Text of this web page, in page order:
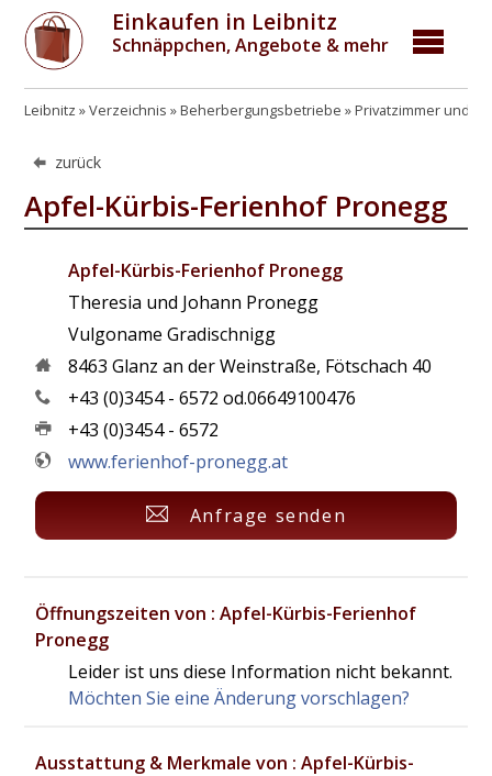
Einkaufen in Leibnitz
Schnäppchen, Angebote & mehr
Leibnitz Verzeichnis Beherbergungsbetriebe Privatzimmer und
zurück
Apfel-Kürbis-Ferienhof Pronegg
Apfel-Kürbis-Ferienhof Pronegg
Theresia und Johann Pronegg
Vulgoname Gradischnigg
8463 Glanz an der Weinstraße, Fötschach 40
+43 (0)3454 - 6572 od.06649100476
+43 (0)3454 - 6572
www.ferienhof-pronegg.at
Anfrage senden
Öffnungszeiten von : Apfel-Kürbis-Ferienhof
Pronegg
Leider ist uns diese Information nicht bekannt.
Möchten Sie eine Änderung vorschlagen?
Ausstattung & Merkmale von : Apfel-Kürbis-